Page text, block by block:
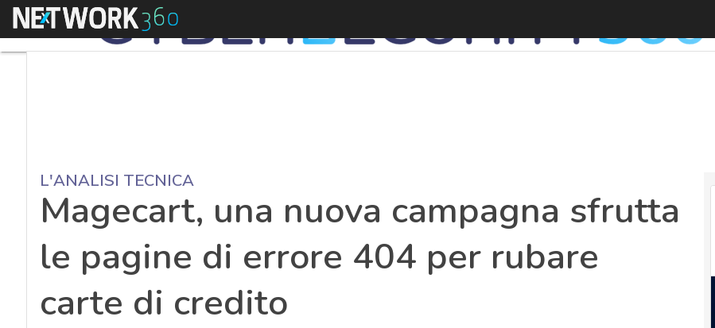
Menu
L'ANALISI TECNICA
Magecart, una nuova campagna sfrutta
le pagine di errore 404 per rubare
carte di credito